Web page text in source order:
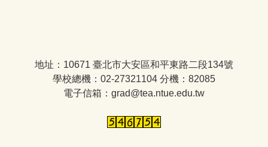
地址：10671 臺北市大安區和平東路二段134號
學校總機：02-27321104 分機：82085
電子信箱：grad@tea.ntue.edu.tw